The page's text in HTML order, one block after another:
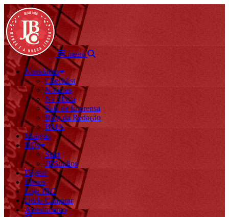
menu
Novidades
Checklist
Notícias
Na Mídia
Sala de Imprensa
Blog da Redação
BMA
Mangás
HQs
Start
JBStudios
Digital
Livros
Loja JBC
Onde Comprar
Atendimento